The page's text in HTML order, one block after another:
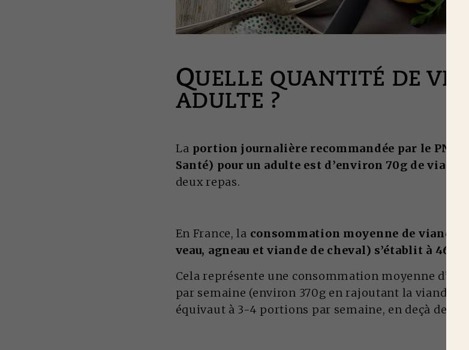
QUELLE QUANTITÉ DE
ADULTE ?
La portion journalière recommandée par le
Santé) pour un adulte est d’environ 70g de viande
deux repas.
En France, la consommation moyenne de viande
veau, agneau et viande de cheval) s’établit à 46g/
Cela représente une consommation moyenne
par semaine (environ 370g en rajoutant la viande
équivaut à 3-4 portions par semaine, en deçà des